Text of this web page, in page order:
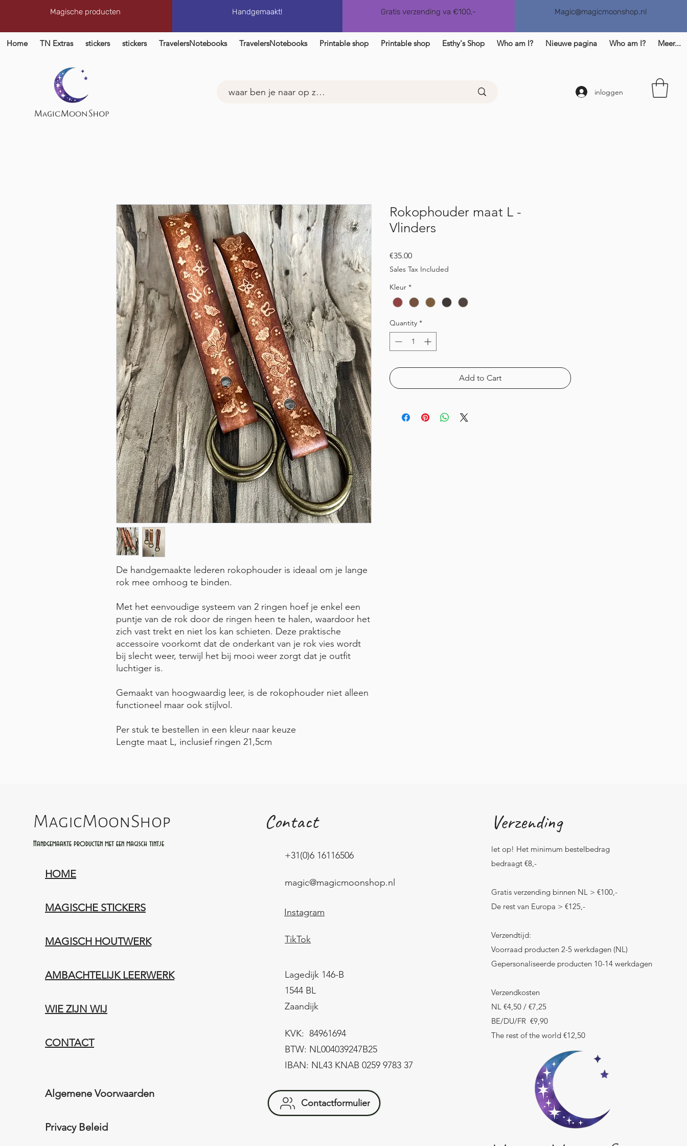
Magische producten Handgemaakt! Gratis verzending va €100,- Magic@magicmoonshop.nl
Home TN Extras stickers stickers TravelersNotebooks TravelersNotebooks Printable shop Printable shop Esthy's Shop Who am I? Nieuwe pagina Who am I? Meer...
inloggen
De handgemaakte lederen rokophouder is ideaal om je lange
rok mee omhoog te binden.
Met het eenvoudige systeem van 2 ringen hoef je enkel een
puntje van de rok door de ringen heen te halen, waardoor het
zich vast trekt en niet los kan schieten. Deze praktische
accessoire voorkomt dat de onderkant van je rok vies wordt
bij slecht weer, terwijl het bij mooi weer zorgt dat je outfit
luchtiger is.
Gemaakt van hoogwaardig leer, is de rokophouder niet alleen
functioneel maar ook stijlvol.
Per stuk te bestellen in een kleur naar keuze
Lengte maat L, inclusief ringen 21,5cm
Rokophouder maat L -
Vlinders
€35.00Price
Sales Tax Included
Kleur *
Quantity *
Add to Cart
MagicMoonShop
Handgemaakte producten met een magisch tintje
HOME
MAGISCHE STICKERS
MAGISCH HOUTWERK
AMBACHTELIJK LEERWERK​
WIE ZIJN WIJ​​
CONTACT
Algemene Voorwaarden
Privacy Beleid
Contact
+31(0)6 16116506
magic@magicmoonshop.nl
Instagram
TikTok
Lagedijk 146-B
1544 BL
Zaandijk
KVK: 84961694
BTW: NL004039247B25
IBAN: NL43 KNAB 0259 9783 37
Contactformulier
Verzending
let op! Het minimum bestelbedrag
bedraagt €8,-
Gratis verzending binnen NL > €100,-
De rest van Europa > €125,-
Verzendtijd:
Voorraad producten 2-5 werkdagen (NL)
Gepersonaliseerde producten 10-14 werkdagen
Verzendkosten
NL €4,50 / €7,25
BE/DU/FR €9,90
The rest of the world €12,50